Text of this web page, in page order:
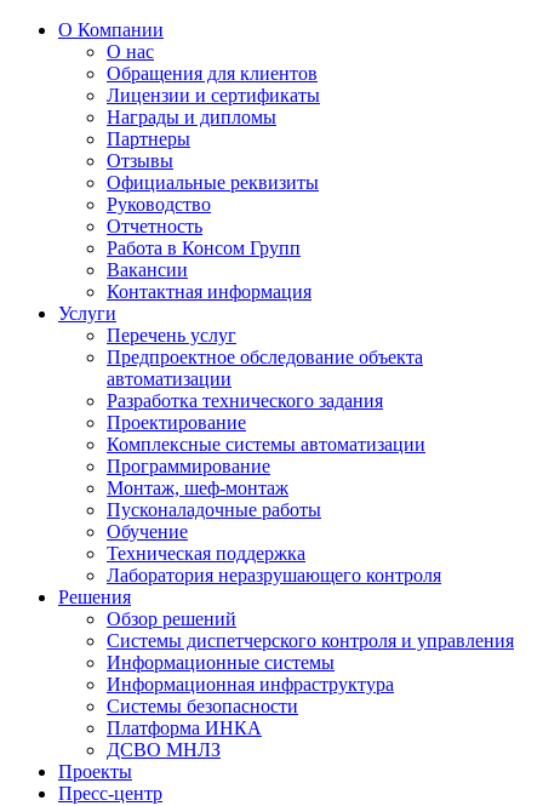
О Компании
О нас
Обращения для клиентов
Лицензии и сертификаты
Награды и дипломы
Партнеры
Отзывы
Официальные реквизиты
Руководство
Отчетность
Работа в Консом Групп
Вакансии
Контактная информация
Услуги
Перечень услуг
Предпроектное обследование объекта
автоматизации
Разработка технического задания
Проектирование
Комплексные системы автоматизации
Программирование
Монтаж, шеф-монтаж
Пусконаладочные работы
Обучение
Техническая поддержка
Лаборатория неразрушающего контроля
Решения
Обзор решений
Системы диспетчерского контроля и управления
Информационные системы
Информационная инфраструктура
Системы безопасности
Платформа ИНКА
ДСВО МНЛЗ
Проекты
Пресс-центр